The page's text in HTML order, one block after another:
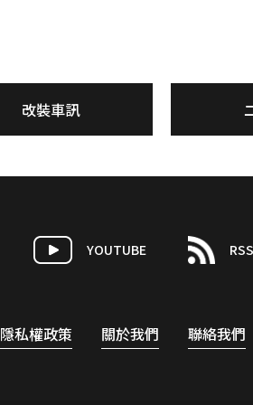
改裝車訊
YOUTUBE RSS
隱私權政策 關於我們 聯絡我們